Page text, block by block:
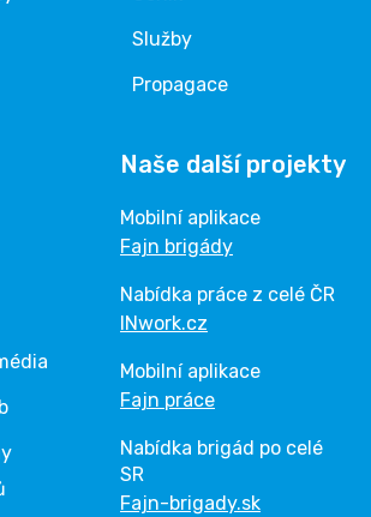
Služby
Propagace
Naše další projekty
Mobilní aplikace
Fajn brigády
Nabídka práce z celé ČR
INwork.cz
Mobilní aplikace
Fajn práce
Nabídka brigád po celé
SR
Fajn-brigady.sk